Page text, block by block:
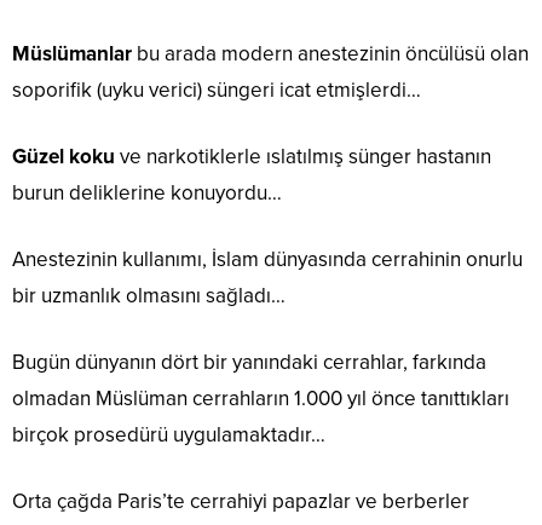
Müslümanlar bu arada modern anestezinin öncülüsü olan
soporifik (uyku verici) süngeri icat etmişlerdi…
Güzel koku ve narkotiklerle ıslatılmış sünger hastanın
burun deliklerine konuyordu…
Anestezinin kullanımı, İslam dünyasında cerrahinin onurlu
bir uzmanlık olmasını sağladı…
Bugün dünyanın dört bir yanındaki cerrahlar, farkında
olmadan Müslüman cerrahların 1.000 yıl önce tanıttıkları
birçok prosedürü uygulamaktadır…
Orta çağda Paris’te cerrahiyi papazlar ve berberler